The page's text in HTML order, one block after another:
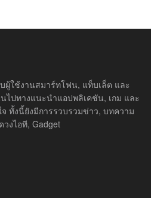
ผู้ใช้งานสมาร์ทโฟน, แท็บเล็ต และ
ไปทางแนะนำแอปพลิเคชัน, เกม และ
ทั้งนี้ยังมีการรวบรวมข่าว, บทความ
วงไอที, Gadget